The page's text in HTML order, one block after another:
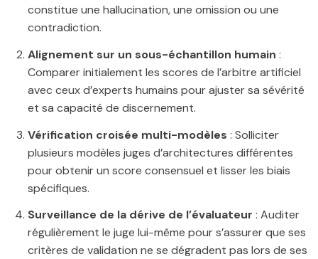
constitue une hallucination, une omission ou une
contradiction.
Alignement sur un sous-échantillon humain :
Comparer initialement les scores de l’arbitre artificiel
avec ceux d’experts humains pour ajuster sa sévérité
et sa capacité de discernement.
Vérification croisée multi-modèles : Solliciter
plusieurs modèles juges d’architectures différentes
pour obtenir un score consensuel et lisser les biais
spécifiques.
Surveillance de la dérive de l’évaluateur : Auditer
régulièrement le juge lui-même pour s’assurer que ses
critères de validation ne se dégradent pas lors de ses